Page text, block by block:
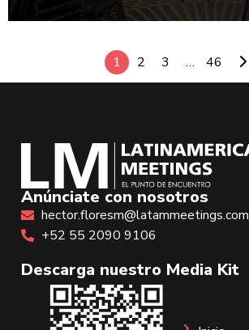
1 2 3 … 46
Anúnciate con nosotros
hector.floresm@latammeetings.com
+52 55 2090 9106
Descarga nuestro Media Kit